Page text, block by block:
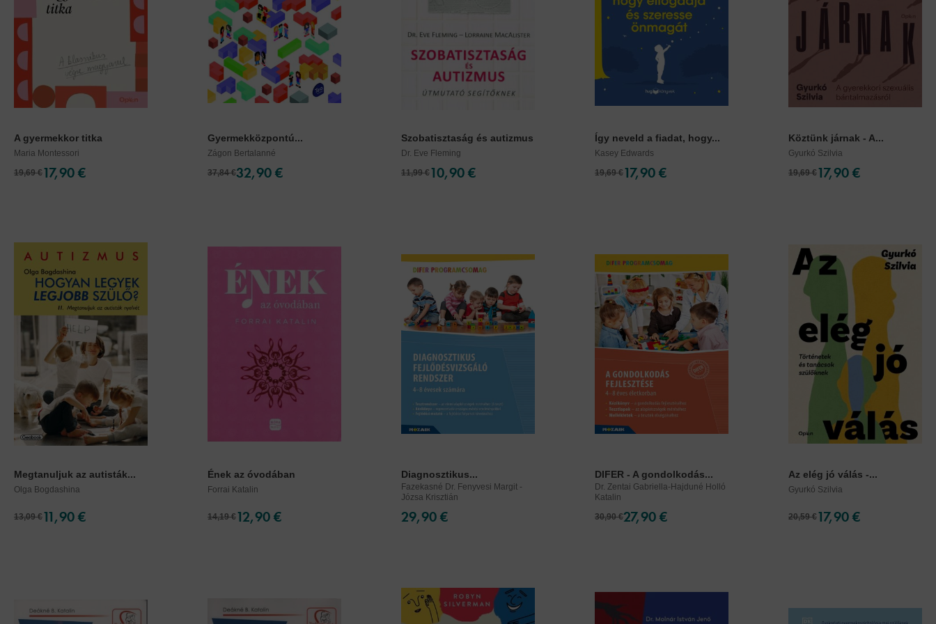
A gyermekkor titka
Maria Montessori
19,69 €17,90 €
Gyermekközpontú...
Zágon Bertalanné
37,84 €32,90 €
Szobatisztaság és autizmus
Dr. Eve Fleming
11,99 €10,90 €
Így neveld a fiadat, hogy...
Kasey Edwards
19,69 €17,90 €
Köztünk járnak - A...
Gyurkó Szilvia
19,69 €17,90 €
Megtanuljuk az autisták...
Olga Bogdashina
13,09 €11,90 €
Ének az óvodában
Forrai Katalin
14,19 €12,90 €
Diagnosztikus...
Fazekasné Dr. Fenyvesi Margit -
Józsa Krisztián
29,90 €
DIFER - A gondolkodás...
Dr. Zentai Gabriella-Hajduné Holló
Katalin
30,90 €27,90 €
Az elég jó válás -...
Gyurkó Szilvia
20,59 €17,90 €